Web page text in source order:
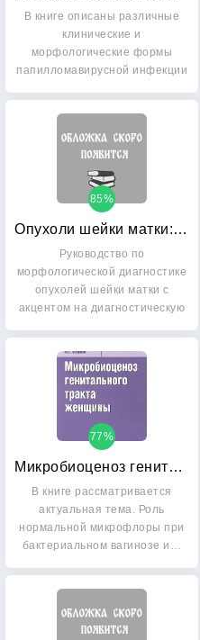
В книге описаны различные
клинические и
морфологические формы
папилломавирусной инфекции
Опухоли шейки матки: Морфологическая диагностика и генетика. Руководство для врачей
85%
Руководство по
морфологической диагностике
опухолей шейки матки с
акцентом на диагностическую
Микробиоценоз генитального тракта женщины
77%
В книге рассматривается
актуальная тема. Роль
нормальной микрофлоры при
бактериальном вагинозе и…